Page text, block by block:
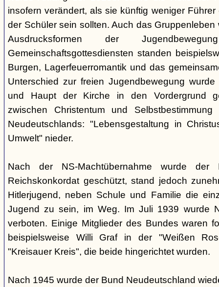
insofern verändert, als sie künftig weniger
der Schüler sein sollten. Auch das
Ausdrucksformen der
Gemeinschaftsgottesdiensten standen
Burgen, Lagerfeuerromantik und das
Unterschied zur freien Jugendbewegung
und Haupt der Kirche in den Vordergrund
zwischen Christentum und
Neudeutschlands: "Lebensgestaltung in
Umwelt" nieder.
Nach der NS-Machtübernahme wurde
Reichskonkordat geschützt, stand jedoch
Hitlerjugend, neben Schule und Familie die
Jugend zu sein, im Weg. Im Juli 1939 wurde
verboten. Einige Mitglieder des Bundes waren
beispielsweise Willi Graf in der "Weißen
"Kreisauer Kreis", die beide hingerichtet wurden.
Nach 1945 wurde der Bund Neudeutschland